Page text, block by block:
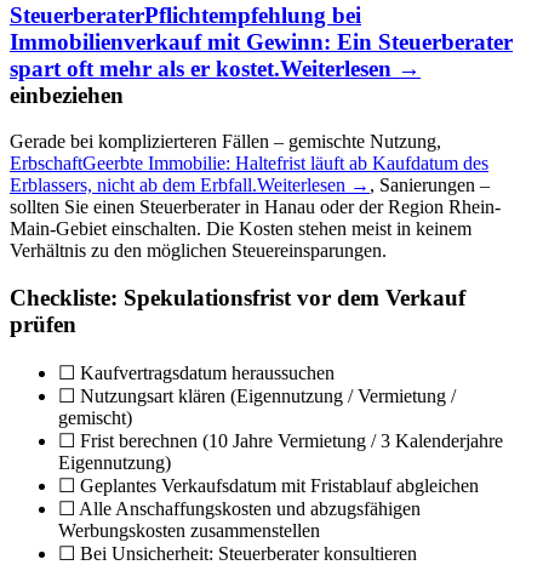
SteuerberaterPflichtempfehlung bei
Immobilienverkauf mit Gewinn: Ein Steuerberater
spart oft mehr als er kostet.Weiterlesen →
einbeziehen
Gerade bei komplizierteren Fällen – gemischte Nutzung,
ErbschaftGeerbte Immobilie: Haltefrist läuft ab Kaufdatum des
Erblassers, nicht ab dem Erbfall.Weiterlesen → , Sanierungen –
sollten Sie einen Steuerberater in Hanau oder der Region Rhein-
Main-Gebiet einschalten. Die Kosten stehen meist in keinem
Verhältnis zu den möglichen Steuereinsparungen.
Checkliste: Spekulationsfrist vor dem Verkauf
prüfen
☐ Kaufvertragsdatum heraussuchen
☐ Nutzungsart klären (Eigennutzung / Vermietung /
gemischt)
☐ Frist berechnen (10 Jahre Vermietung / 3 Kalenderjahre
Eigennutzung)
☐ Geplantes Verkaufsdatum mit Fristablauf abgleichen
☐ Alle Anschaffungskosten und abzugsfähigen
Werbungskosten zusammenstellen
☐ Bei Unsicherheit: Steuerberater konsultieren